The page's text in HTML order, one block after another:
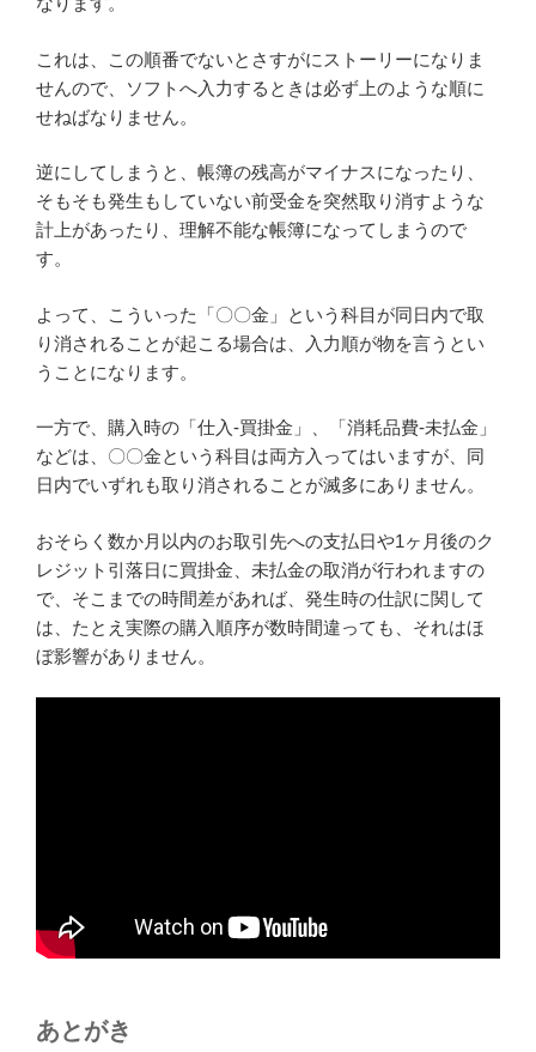
これは、この順番でないとさすがにストーリーになりま
せんので、ソフトへ入力するときは必ず上のような順に
せねばなりません。
逆にしてしまうと、帳簿の残高がマイナスになったり、
そもそも発生もしていない前受金を突然取り消すような
計上があったり、理解不能な帳簿になってしまうので
す。
よって、こういった「〇〇金」という科目が同日内で取
り消されることが起こる場合は、入力順が物を言うとい
うことになります。
一方で、購入時の「仕入-買掛金」、「消耗品費-未払金」
などは、〇〇金という科目は両方入ってはいますが、同
日内でいずれも取り消されることが滅多にありません。
おそらく数か月以内のお取引先への支払日や1ヶ月後のク
レジット引落日に買掛金、未払金の取消が行われますの
で、そこまでの時間差があれば、発生時の仕訳に関して
は、たとえ実際の購入順序が数時間違っても、それはほ
ぼ影響がありません。
あとがき